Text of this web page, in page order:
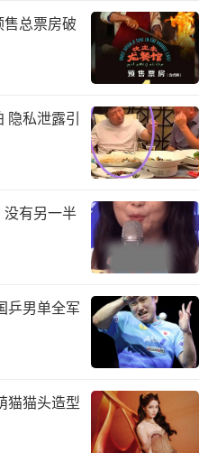
诗技巧时，将古代诗歌
据诗词给到的意境，猜
歌曲，玩转古今连连
情感、韵味。
热门综艺中素有“中华
意外遭遇滑铁卢，将
《青春修炼手册》，成
得外围网友围绕“杨迪
位不保”等展开讨论。
也是新意频出，王子异
既指扇子可以纳凉又
甘示弱，另辟蹊径给
人游戏弹棋环节，「小
冷面军师」王子异互放
售总票房破
隐私泄露引
有另一半
乒男单全军
猫猫头造型